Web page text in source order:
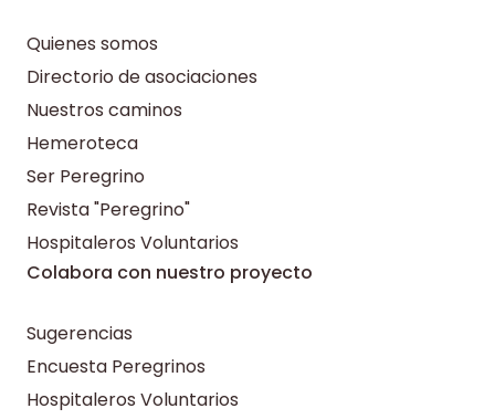
Quienes somos
Directorio de asociaciones
Nuestros caminos
Hemeroteca
Ser Peregrino
Revista "Peregrino"
Hospitaleros Voluntarios
Colabora con nuestro proyecto
Sugerencias
Encuesta Peregrinos
Hospitaleros Voluntarios